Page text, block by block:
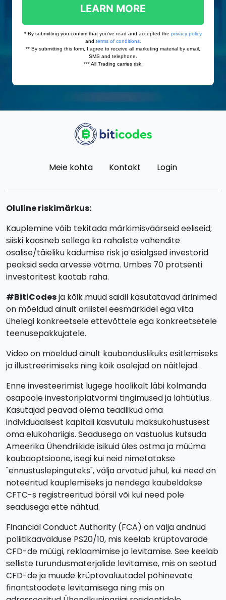
Meie kohta Kontakt Login
Oluline riskimärkus:
Kauplemine võib tekitada märkimisväärseid eeliseid;
siiski kaasneb sellega ka rahaliste vahendite
osalise/täieliku kadumise risk ja esialgsed investorid
peaksid seda arvesse võtma. Umbes 70 protsenti
investoritest kaotab raha.
#BitiCodesja kõik muud saidil kasutatavad ärinimed
on mõeldud ainult ärilistel eesmärkidel ega viita
ühelegi konkreetsele ettevõttele ega konkreetsetele
teenusepakkujatele.
Video on mõeldud ainult kaubanduslikuks esitlemiseks
ja illustreerimiseks ning kõik osalejad on näitlejad.
Enne investeerimist lugege hoolikalt läbi kolmanda
osapoole investoriplatvormi tingimused ja lahtiütlus.
Kasutajad peavad olema teadlikud oma
individuaalsest kapitali kasvutulu maksukohustusest
oma elukohariigis. Seadusega on vastuolus kutsuda
Ameerika Ühendriikide isikuid üles ostma ja müüma
kaubaoptsioone, isegi kui neid nimetatakse
"ennustuslepinguteks", välja arvatud juhul, kui need on
noteeritud kauplemiseks ja nendega kaubeldakse
CFTC-s registreeritud börsil või kui need pole
seadusega ette nähtud.
Financial Conduct Authority (FCA) on välja andnud
poliitikaavalduse PS20/10, mis keelab krüptovarade
CFD-de müügi, reklaamimise ja levitamise. See keelab
selliste turundusmaterjalide levitamise, mis on seotud
CFD-de ja muude krüptovaluutadel põhinevate
finantstoodete levitamisega ning mis on